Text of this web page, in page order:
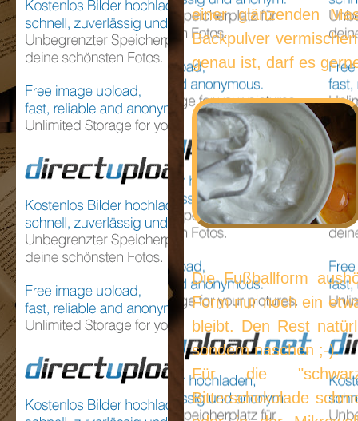
einer glänzenden
Backpulver
genau ist, darf es
Die Fußballform
Form nur noch ein
bleibt. Den Rest
sondern naschen ;-).
Für die
Bitterschokolade